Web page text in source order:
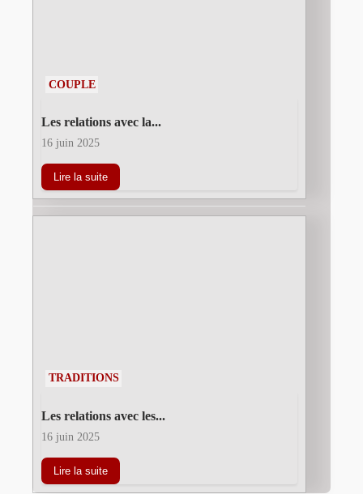
COUPLE
Les relations avec la...
16 juin 2025
Lire la suite
TRADITIONS
Les relations avec les...
16 juin 2025
Lire la suite